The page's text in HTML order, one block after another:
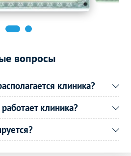
вопросы
клиника?
клиника?